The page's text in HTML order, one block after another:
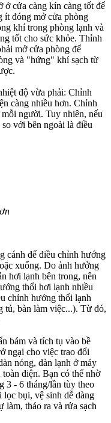
cửa càng kín càng tốt để
ít đóng mở cửa phòng
khí trong phòng lạnh và
tốt cho sức khỏe. Thỉnh
mở cửa phòng để
và "hứng" khí sạch từ
độ vừa phải: Chỉnh
càng nhiều hơn. Chỉnh
người. Tuy nhiên, nếu
với bên ngoài là điều
cánh để điều chỉnh hướng
xuống. Do ảnh hưởng
hơi lạnh bên trong, nên
thổi hơi lạnh nhiều
chỉnh hướng thổi lạnh
tủ, bàn làm việc...). Từ đó,
bám và tích tụ vào bề
ngại cho việc trao đổi
nóng, dàn lạnh ở máy
điện. Bạn có thể nhờ
3 - 6 tháng/lần tùy theo
bụi, vệ sinh dễ dàng
làm, tháo ra và rửa sạch